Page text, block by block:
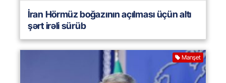
İran Hörmüz boğazının açılması üçün altı
şərt irəli sürüb
Manşet